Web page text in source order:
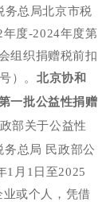
总局北京市税
度-2024年度第
组织捐赠税前扣
）。 北京协和
一批公益性捐赠
部关于公益性
总局 民政部公
1月1日至2025
或个人，凭借